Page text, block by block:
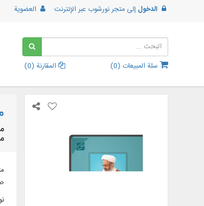
الدخول إلى متجر نورشوب عبر الإنترنت العضوية
سلة المبيعات (0
) المقارنة (0
)